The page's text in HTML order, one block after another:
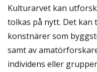
Kulturarvet kan
tolkas på nytt. Det kan
konstnärer som
samt av
individens eller